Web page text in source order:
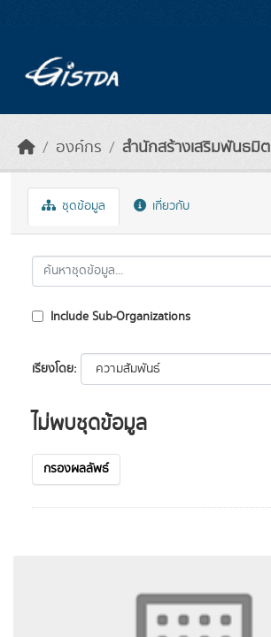
องค์กร สำนักสร้างเสริมพันธมิ
ชุดข้อมูล เกี่ยวกับ
Include Sub-Organizations
เรียงโดย
ไม่พบชุดข้อมูล
กรองผลลัพธ์